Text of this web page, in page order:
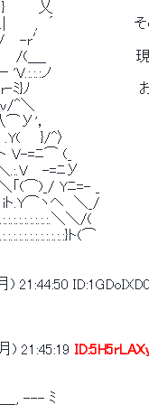
　 乂
　　　　　　　そ
　 -r′
　　　　　　　　現
ノ
　　　　　　　　　
^＼
⌒У'，
　　}/^〉
iト V-=ﾆ⌒ (_
＼.:.V　 -=ﾆУ
＼「(⌒)_/ Yﾆ=- _
ヽヘ　＼_/
＼＼/(
ト(⌒
) 21:44:50
) 21:45:19
--- ﾐ